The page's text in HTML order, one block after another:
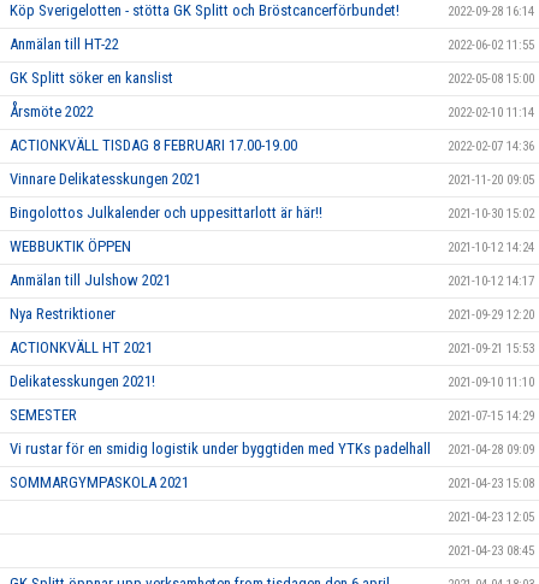
Köp Sverigelotten - stötta GK Splitt och Bröstcancerförbundet! 2022-09-28 16:14
Anmälan till HT-22 2022-06-02 11:55
GK Splitt söker en kanslist 2022-05-08 15:00
Årsmöte 2022 2022-02-10 11:14
ACTIONKVÄLL TISDAG 8 FEBRUARI 17.00-19.00 2022-02-07 14:36
Vinnare Delikatesskungen 2021 2021-11-20 09:05
Bingolottos Julkalender och uppesittarlott är här!! 2021-10-30 15:02
WEBBUKTIK ÖPPEN 2021-10-12 14:24
Anmälan till Julshow 2021 2021-10-12 14:17
Nya Restriktioner 2021-09-29 12:20
ACTIONKVÄLL HT 2021 2021-09-21 15:53
Delikatesskungen 2021! 2021-09-10 11:10
SEMESTER 2021-07-15 14:29
Vi rustar för en smidig logistik under byggtiden med YTKs padelhall 2021-04-28 09:09
SOMMARGYMPASKOLA 2021 2021-04-23 15:08
2021-04-23 12:05
2021-04-23 08:45